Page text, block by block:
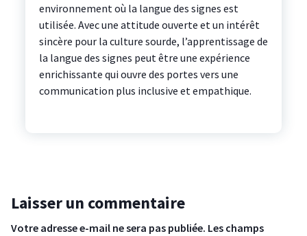
environnement où la langue des signes est
utilisée. Avec une attitude ouverte et un intérêt
sincère pour la culture sourde, l’apprentissage de
la langue des signes peut être une expérience
enrichissante qui ouvre des portes vers une
communication plus inclusive et empathique.
Laisser un commentaire
Votre adresse e-mail ne sera pas publiée. Les champs